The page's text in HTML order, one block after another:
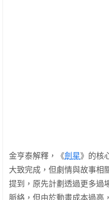
金亨泰解釋，《劍星》的核
大致完成，但劇情與故事相
提到，原先計劃透過更多過
脈絡，但由於動畫成本過高